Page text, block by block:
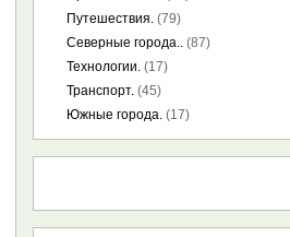
Путешествия. (79)
Северные города.. (87)
Технологии. (17)
Транспорт. (45)
Южные города. (17)